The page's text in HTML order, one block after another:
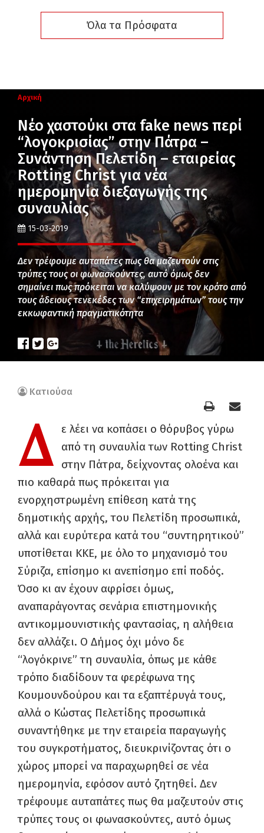
Όλα τα Πρόσφατα
Αρχική
Nέο χαστούκι στα fake news περί
“λογοκρισίας” στην Πάτρα –
Συνάντηση Πελετίδη – εταιρείας
Rotting Christ για νέα
ημερομηνία διεξαγωγής της
συναυλίας
15-03-2019
Δεν τρέφουμε αυταπάτες πως θα μαζευτούν στις
τρύπες τους οι φωνασκούντες, αυτό όμως δεν
σημαίνει πως πρόκειται να καλύψουν με τον κρότο από
τους άδειους τενεκέδες των “επιχειρημάτων” τους την
εκκωφαντική πραγματικότητα
Κατιούσα
Δ
ε λέει να κοπάσει ο θόρυβος γύρω
από τη συναυλία των Rotting Christ
στην Πάτρα, δείχνοντας ολοένα και
πιο καθαρά πως πρόκειται για
ενορχηστρωμένη επίθεση κατά της
δημοτικής αρχής, του Πελετίδη προσωπικά,
αλλά και ευρύτερα κατά του “συντηρητικού”
υποτίθεται ΚΚΕ, με όλο το μηχανισμό του
Σύριζα, επίσημο κι ανεπίσημο επί ποδός.
Όσο κι αν έχουν αφρίσει όμως,
αναπαράγοντας σενάρια επιστημονικής
αντικομμουνιστικής φαντασίας, η αλήθεια
δεν αλλάζει. Ο Δήμος όχι μόνο δε
“λογόκρινε” τη συναυλία, όπως με κάθε
τρόπο διαδίδουν τα φερέφωνα της
Κουμουνδούρου και τα εξαπτέρυγά τους,
αλλά ο Κώστας Πελετίδης προσωπικά
συναντήθηκε με την εταιρεία παραγωγής
του συγκροτήματος, διευκρινίζοντας ότι ο
χώρος μπορεί να παραχωρηθεί σε νέα
ημερομηνία, εφόσον αυτό ζητηθεί. Δεν
τρέφουμε αυταπάτες πως θα μαζευτούν στις
τρύπες τους οι φωνασκούντες, αυτό όμως